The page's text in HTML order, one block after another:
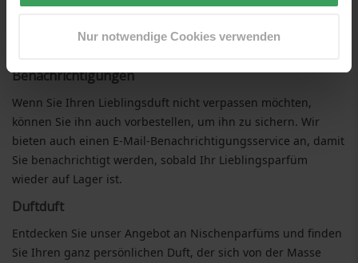
Nur notwendige Cookies verwenden
schnell handeln, wenn Sie Ihren Lieblingsduft gefunden
haben. Bitte beachten Sie, dass einige Marken nicht immer
Benachrichtigungen
Wenn Sie Ihren Lieblingsduft nicht verpassen möchten,
können Sie ihn auch vorbestellen, um ihn zu sichern. Wir
bieten auch einen E-Mail-Benachrichtigungsservice an, damit
Sie benachrichtigt werden, sobald Ihr Lieblingsparfüm
wieder auf Lager ist.
Duftduft
Entdecken Sie unser Angebot an Nischenparfüms und finden
Sie Ihren ganz persönlichen Duft, der sich von der Masse